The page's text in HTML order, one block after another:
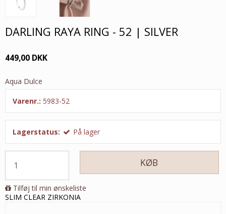
DARLING RAYA RING - 52 | SILVER
449,00 DKK
Aqua Dulce
Varenr.: 5983-52
Lagerstatus: På lager
KØB
Tilføj til min ønskeliste
SLIM CLEAR ZIRKONIA